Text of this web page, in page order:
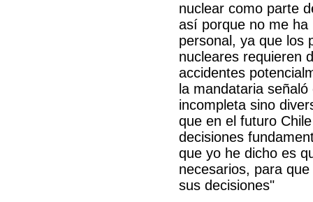
nuclear como parte
así porque no me ha
personal, ya que los
nucleares requieren
accidentes
la mandataria
incompleta sino
que en el futuro
decisiones
que yo he dicho es
necesarios, para
sus decisiones"